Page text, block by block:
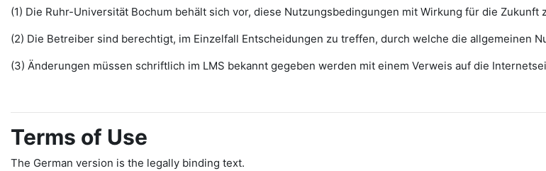
(1) Die Ruhr-Universität Bochum behält sich vor, diese Nutzungsbedingungen mit Wirkung für die Zukunft
(2) Die Betreiber sind berechtigt, im Einzelfall Entscheidungen zu treffen, durch welche die allgemeinen
(3) Änderungen müssen schriftlich im LMS bekannt gegeben werden mit einem Verweis auf die
Terms of Use
The German version is the legally binding text.